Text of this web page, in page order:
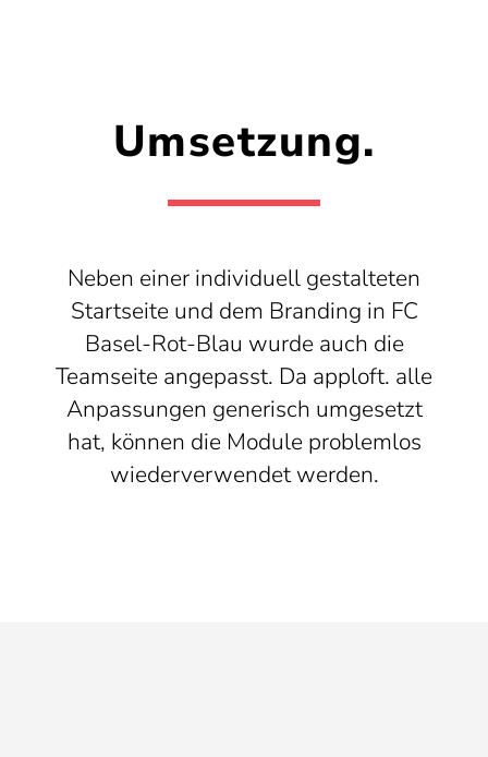
Umsetzung.
Neben einer individuell gestalteten
Startseite und dem Branding in FC
Basel-Rot-Blau wurde auch die
Teamseite angepasst. Da apploft. alle
Anpassungen generisch umgesetzt
hat, können die Module problemlos
wiederverwendet werden.